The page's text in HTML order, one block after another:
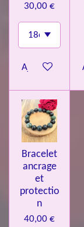
30,00 €
Ajouter au
Bracelet
ancrage
et
protectio
n
40,00 €